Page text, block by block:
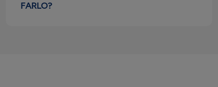
FARLO?